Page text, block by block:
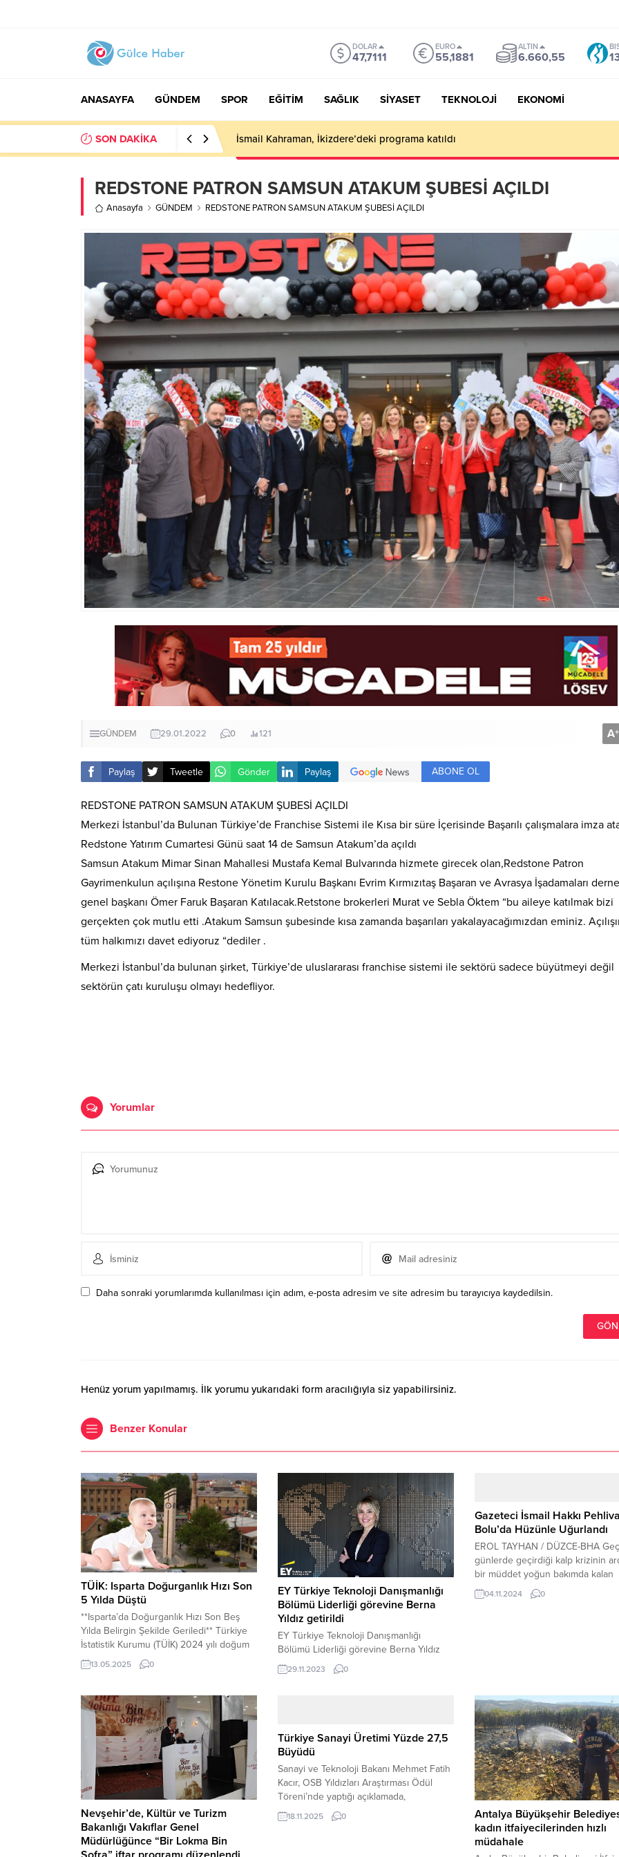
DOLAR
47,7111
EURO
55,1881
ALTIN
6.660,55
ANASAYFA GÜNDEM SPOR EĞİTİM SAĞLIK SİYASET TEKNOLOJİ EKONOMİ
SON DAKİKA İsmail Kahraman, İkizdere’deki programa katıldı
REDSTONE PATRON SAMSUN ATAKUM ŞUBESİ AÇILDI
Anasayfa GÜNDEM REDSTONE PATRON SAMSUN ATAKUM ŞUBESİ AÇILDI
GÜNDEM 29.01.2022 0 121 A+
Paylaş Tweetle Gönder Paylaş ABONE OL
REDSTONE PATRON SAMSUN ATAKUM ŞUBESİ AÇILDI
Merkezi İstanbul’da Bulunan Türkiye’de Franchise Sistemi ile Kısa bir süre İçerisinde Başarılı çalışmalara imza
Redstone Yatırım Cumartesi Günü saat 14 de Samsun Atakum’da açıldı
Samsun Atakum Mimar Sinan Mahallesi Mustafa Kemal Bulvarında hizmete girecek olan,Redstone Patron
Gayrimenkulun açılışına Restone Yönetim Kurulu Başkanı Evrim Kırmızıtaş Başaran ve Avrasya İşadamaları
genel başkanı Ömer Faruk Başaran Katılacak.Retstone brokerleri Murat ve Sebla Öktem “bu aileye katılmak bizi
gerçekten çok mutlu etti .Atakum Samsun şubesinde kısa zamanda başarıları yakalayacağımızdan eminiz.
tüm halkımızı davet ediyoruz “dediler .
Merkezi İstanbul’da bulunan şirket, Türkiye’de uluslararası franchise sistemi ile sektörü sadece büyütmeyi değil
sektörün çatı kuruluşu olmayı hedefliyor.
Yorumlar
Daha sonraki yorumlarımda kullanılması için adım, e-posta adresim ve site adresim bu tarayıcıya kaydedilsin.
Henüz yorum yapılmamış. İlk yorumu yukarıdaki form aracılığıyla siz yapabilirsiniz.
Benzer Konular
TÜİK: Isparta Doğurganlık Hızı Son
5 Yılda Düştü
**Isparta’da Doğurganlık Hızı Son Beş
Yılda Belirgin Şekilde Geriledi** Türkiye
İstatistik Kurumu (TÜİK) 2024 yılı doğum
istatistikleri, Isparta ilindeki demografik
yapıda önemli bir değişimi ortaya koydu.
sayısının ve doğurganlık hızının istikrarlı
bir düşüş eğiliminde olduğunu
gösteriyor. Isparta’da Doğum Sayısındaki
Düşüş TÜİK verilerine göre, Isparta’da...
13.05.2025 0
EY Türkiye Teknoloji Danışmanlığı
Bölümü Liderliği görevine Berna
Yıldız getirildi
EY Türkiye Teknoloji Danışmanlığı
Bölümü Liderliği görevine Berna Yıldız
getirildi Uluslararası danışmanlık,
denetim, kurumsal finansman, strateji ve
Danışmanlık Bölümü Şirket Ortaklığı ve
Teknoloji Liderliği görevine Kasım ayı
itibarıyla Berna Yıldız atandı. Yıldız, EY
Türkiye’deki yeni...
29.11.2023 0
Gazeteci İsmail Hakkı
Bolu’da Hüzünle Uğurlandı
EROL TAYHAN / DÜZCE-BHA
günlerde geçirdiği kalp krizinin
bir müddet yoğun bakımda kalan
Bolu’nun ve bölgenin sevilen
gazetecilerinden İsmail Hakkı
04.11.2024 0
Nevşehir’de, Kültür ve Turizm
Bakanlığı Vakıflar Genel
Müdürlüğünce “Bir Lokma Bin
Türkiye Sanayi Üretimi Yüzde 27,5
Büyüdü
Sanayi ve Teknoloji Bakanı Mehmet Fatih
Kacır, OSB Yıldızları Araştırması Ödül
Töreni’nde yaptığı açıklamada,
Türkiye’nin küresel üretimdeki
konumunu güçlendirdiğini ve sanayi
18.11.2025 0
Antalya Büyükşehir
kadın itfaiyecilerinden hızlı
müdahale